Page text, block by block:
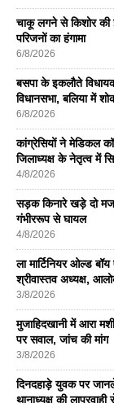
चाकू लगने से किशोर की
परिजनों का हंगामा
6/8/2026
बसपा के इकलाैते
विधानसभा, बलिया में
6/8/2026
कांग्रेसियों ने मेडिकल
जिलाध्यक्ष के नेतृत्व में
4/8/2026
सड़क किनारे खड़े दो
गंभीररूप से घायल
4/8/2026
ला मार्टिनियर ओल्ड
श्रीवास्तव अध्यक्ष,
3/8/2026
मुजाहिदखानी में आरा
पर सवाल, जांच की मांग
3/8/2026
दिनदहाड़े युवक पर
थानाध्यक्ष की